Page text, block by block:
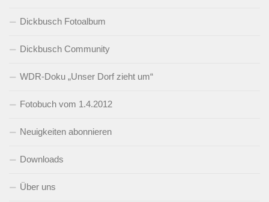
Dickbusch Fotoalbum
Dickbusch Community
WDR-Doku „Unser Dorf zieht um“
Fotobuch vom 1.4.2012
Neuigkeiten abonnieren
Downloads
Über uns